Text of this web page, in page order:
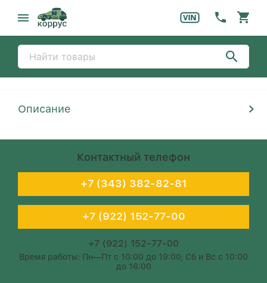
Описание
Контактный телефон
+7 (343) 382-82-81
+7 (922) 152-77-00
+7 (922) 152-77-00
Время работы: Пн—Пт с 10:00 до 19:00, Сб и Вс с 10:00
до 16:00